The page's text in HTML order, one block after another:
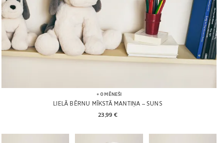
+ 0 MĒNEŠI
LIELĀ BĒRNU MĪKSTĀ MANTIŅA – SUNS
23,99 €
Attēls mainīts uz 1 no 6 Attēls mainīts uz 1 no 6 Attēls mainīts uz 1 no 6